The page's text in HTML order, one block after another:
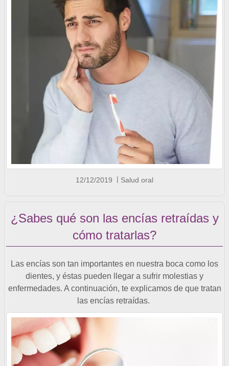
12/12/2019 Salud oral
¿Sabes qué son las encías retraídas y
cómo tratarlas?
Las encías son tan importantes en nuestra boca como los
dientes, y éstas pueden llegar a sufrir molestias y
enfermedades. A continuación, te explicamos de que tratan
las encías retraídas.